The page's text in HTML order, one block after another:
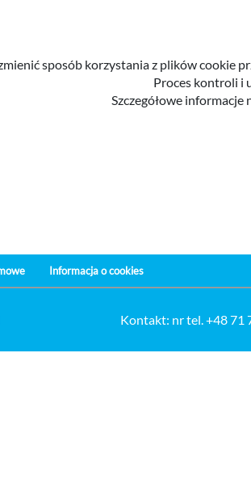
sposób korzystania z plików cookie
Proces kontroli i
Szczegółowe
Informacja o cookies
Kontakt: nr tel. +48 71